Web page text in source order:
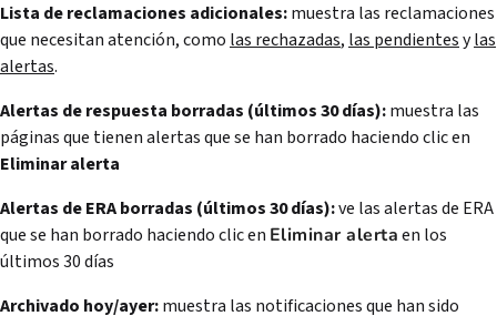
Lista de reclamaciones adicionales:muestra las reclamaciones
que necesitan atención, como las rechazadas, las pendientesylas
alertas.
Alertas de respuesta borradas (últimos 30 días):muestra las
páginas que tienen alertas que se han borrado haciendo clic en
Eliminar alerta
Alertas de ERA borradas (últimos 30 días):ve las alertas de ERA
que se han borrado haciendo clic en Eliminar alertaen los
últimos 30 días
Archivado hoy/ayer:muestra las notificaciones que han sido